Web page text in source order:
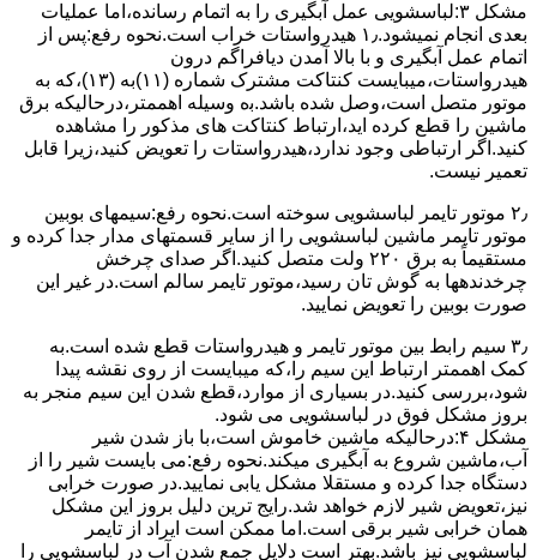
مشکل ۳:لباسشویی ﻋﻤﻞ آﺑﮕﯿﺮی را ﺑﻪ اﺗﻤﺎم رﺳﺎﻧﺪه،اﻣﺎ ﻋﻤﻠﯿﺎت
ﺑﻌﺪی اﻧﺠﺎم نمیشود.۱٫ ﻫﯿﺪرواﺳﺘﺎت ﺧﺮاب اﺳﺖ.نحوه رﻓﻊ:ﭘﺲ از
اﺗﻤﺎم عمل آﺑﮕﯿﺮی و ﺑﺎ ﺑﺎﻻ آﻣﺪن دﯾﺎﻓﺮاﮔﻢ درون
ﻫﯿﺪرواﺳﺘﺎت،میبایست ﮐﻨﺘﺎﮐﺖ ﻣﺸﺘﺮک شماره (۱۱)به (۱۳)،ﮐﻪ ﺑﻪ
ﻣﻮﺗﻮر ﻣﺘﺼﻞ اﺳﺖ،وﺻﻞ ﺷﺪه ﺑﺎﺷﺪ.ﺑه وسیله اهممتر،درحالیکه ﺑﺮق
ﻣﺎﺷﯿﻦ را ﻗﻄﻊ کرده اید،ارﺗﺒﺎط ﮐﻨﺘﺎﮐﺖ ﻫﺎی ﻣﺬﮐﻮر را ﻣﺸﺎﻫﺪه
کنید.اﮔﺮ ارﺗﺒﺎطی وجود ندارد،ﻫﯿﺪرواﺳﺘﺎت را ﺗﻌﻮﯾﺾ ﮐﻨﯿﺪ،زﯾﺮا قابل
ﺗﻌﻤﯿﺮ نیست.
۲٫ ﻣﻮﺗﻮر ﺗﺎﯾﻤﺮ لباسشویی ﺳﻮﺧﺘﻪ اﺳﺖ.نحوه رﻓﻊ:سیمهای ﺑﻮﺑﯿﻦ
ﻣﻮﺗﻮر ﺗﺎﯾﻤﺮ ماشین لباسشویی را از ﺳﺎﯾﺮ قسمتهای ﻣﺪار ﺟﺪا کرده و
مستقیماً ﺑﻪ برق ۲۲۰ وﻟﺖ ﻣﺘﺼﻞ کنید.اﮔﺮ ﺻﺪای ﭼﺮﺧﺶ
چرخدندهها به گوش تان رﺳﯿﺪ،ﻣﻮﺗﻮر ﺗﺎﯾﻤﺮ ﺳﺎﻟﻢ اﺳﺖ.در ﻏﯿﺮ اﯾﻦ
ﺻﻮرت ﺑﻮﺑﯿﻦ را ﺗﻌﻮﯾﺾ ﻧﻤﺎﯾﯿﺪ.
۳٫ ﺳﯿﻢ راﺑﻂ ﺑﯿﻦ ﻣﻮﺗﻮر ﺗﺎﯾﻤﺮ و ﻫﯿﺪرواﺳﺘﺎت ﻗﻄﻊ ﺷﺪه اﺳﺖ.به
کمک اهممتر ارﺗﺒﺎط اﯾﻦ ﺳﯿﻢ را،ﮐﻪ میبایست از روی ﻧﻘﺸﻪ ﭘﯿﺪا
ﺷﻮد،بررسی ﮐﻨﯿﺪ.در ﺑﺴﯿﺎری از موارد،ﻗﻄﻊ ﺷﺪن اﯾﻦ ﺳﯿﻢ ﻣﻨﺠﺮ ﺑﻪ
ﺑﺮوز مشکل ﻓﻮق در لباسشویی می شود.
مشکل ۴:درحالیکه ﻣﺎﺷﯿﻦ ﺧﺎﻣﻮش اﺳﺖ،ﺑﺎ ﺑﺎز ﺷﺪن ﺷﯿﺮ
آب،ﻣﺎﺷﯿﻦ ﺷﺮوع ﺑﻪ آﺑﮕﯿﺮی میکند.نحوه رﻓﻊ:می بایست ﺷﯿﺮ را از
دستگاه جدا کرده و مستقلا مشکل یابی نمایید.در صورت خرابی
نیز،تعویض شیر لازم خواهد شد.رایج ترین دلیل بروز این مشکل
همان خرابی شیر برقی است.اما ممکن است ایراد از تایمر
لباسشویی نیز باشد.بهتر است دلایل جمع شدن آب در لباسشویی را